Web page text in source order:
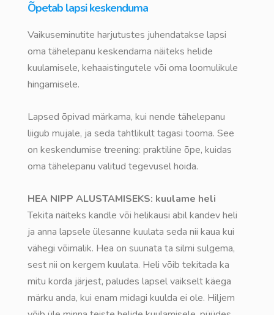
Õpetab lapsi keskenduma
Vaikuseminutite harjutustes juhendatakse lapsi
oma tähelepanu keskendama näiteks helide
kuulamisele, kehaaistingutele või oma loomulikule
hingamisele.
Lapsed õpivad märkama, kui nende tähelepanu
liigub mujale, ja seda tahtlikult tagasi tooma. See
on keskendumise treening: praktiline õpe, kuidas
oma tähelepanu valitud tegevusel hoida.
HEA NIPP ALUSTAMISEKS: kuulame heli
Tekita näiteks kandle või helikausi abil kandev heli
ja anna lapsele ülesanne kuulata seda nii kaua kui
vähegi võimalik. Hea on suunata ta silmi sulgema,
sest nii on kergem kuulata. Heli võib tekitada ka
mitu korda järjest, paludes lapsel vaikselt käega
märku anda, kui enam midagi kuulda ei ole. Hiljem